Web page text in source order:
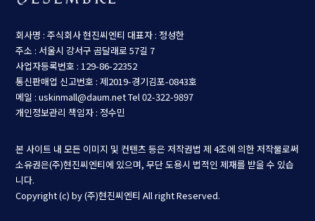
회사명 : 주식회사 현진씨엔티 대표자 : 정성한
주소 : 서울시 강서구 곰달래로 57길 7
사업자등록번호 : 129-86-22352
통신판매업 신고번호 : 제2019-경기김포-0843호
메일 : uskinmall@daum.netTel 02-322-9897
개인정보관리 책임자 : 정수민
본 사이트 내 모든 이미지 및 컨텐츠 등은 저작권법 제 4조에 의한 저작물로써
소유권은(주)현진씨엔티에 있으며, 무단 도용시 법적인 제재를 받을 수 있습
니다.
Copyright (c) by (주)현진씨엔티 All right Reserved.